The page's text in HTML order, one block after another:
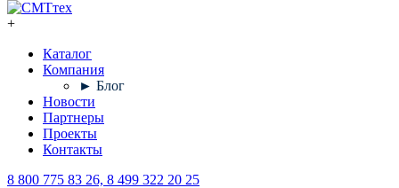
+
Каталог
Компания
► Блог
Новости
Партнеры
Проекты
Контакты
8 800 775 83 26, 8 499 322 20 25